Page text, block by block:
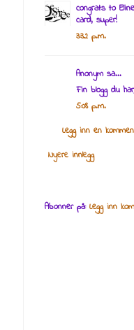
congrats to
card, super!
3:32 p.m.
Anonym sa...
Fin blogg du
5:08 p.m.
Legg inn en
Nyere innlegg
Abonner på: Legg inn